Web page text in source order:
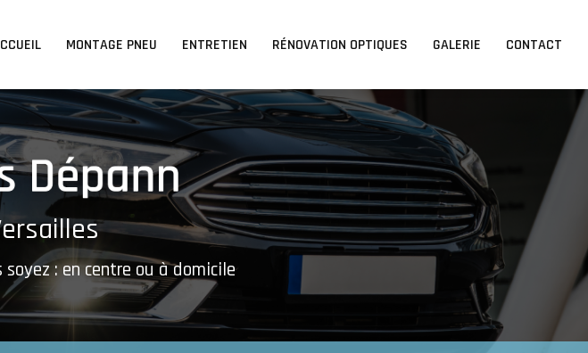
MONTAGE PNEU ENTRETIEN RÉNOVATION OPTIQUES GALERIE CONTACT
: en centre ou à domicile